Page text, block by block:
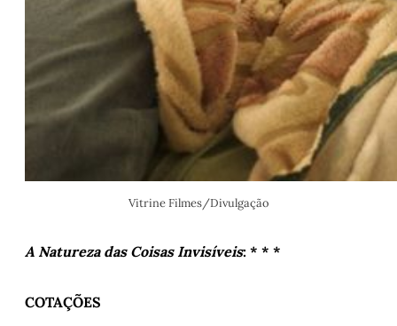
Vitrine Filmes/Divulgação
A Natureza das Coisas Invisíveis: * * *
COTAÇÕES